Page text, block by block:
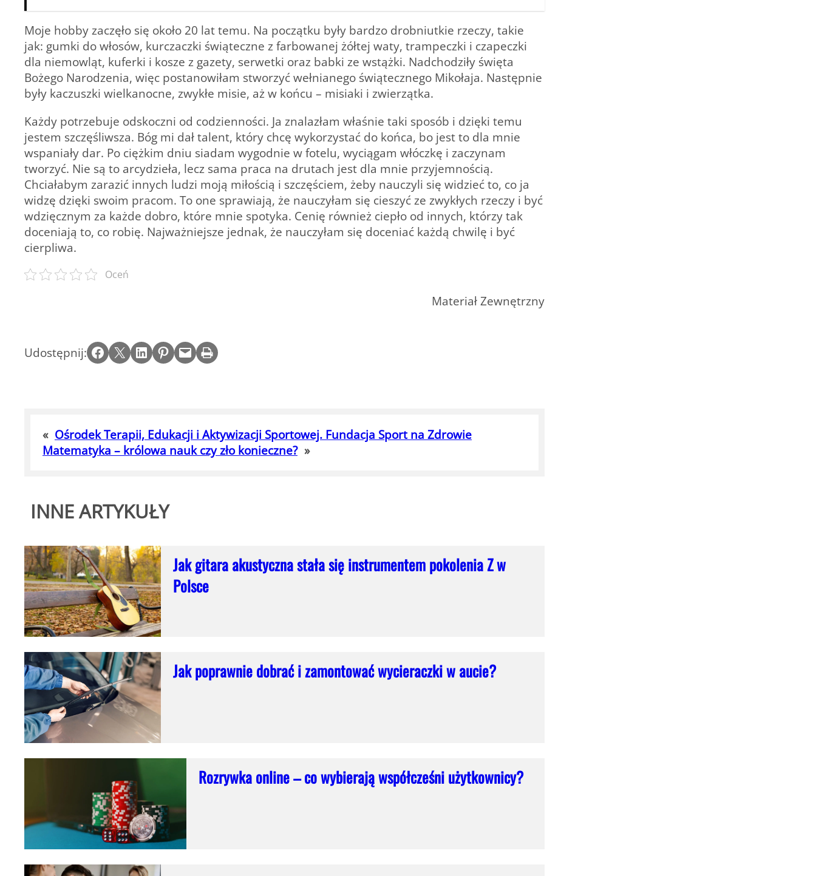
Moje hobby zaczęło się około 20 lat temu. Na początku były bardzo drobniutkie rzeczy, takie
jak: gumki do włosów, kurczaczki świąteczne z farbowanej żółtej waty, trampeczki i czapeczki
dla niemowląt, kuferki i kosze z gazety, serwetki oraz babki ze wstążki. Nadchodziły święta
Bożego Narodzenia, więc postanowiłam stworzyć wełnianego świątecznego Mikołaja. Następnie
były kaczuszki wielkanocne, zwykłe misie, aż w końcu – misiaki i zwierzątka.
Każdy potrzebuje odskoczni od codzienności. Ja znalazłam właśnie taki sposób i dzięki temu
jestem szczęśliwsza. Bóg mi dał talent, który chcę wykorzystać do końca, bo jest to dla mnie
wspaniały dar. Po ciężkim dniu siadam wygodnie w fotelu, wyciągam włóczkę i zaczynam
tworzyć. Nie są to arcydzieła, lecz sama praca na drutach jest dla mnie przyjemnością.
Chciałabym zarazić innych ludzi moją miłością i szczęściem, żeby nauczyli się widzieć to, co ja
widzę dzięki swoim pracom. To one sprawiają, że nauczyłam się cieszyć ze zwykłych rzeczy i być
wdzięcznym za każde dobro, które mnie spotyka. Cenię również ciepło od innych, którzy tak
doceniają to, co robię. Najważniejsze jednak, że nauczyłam się doceniać każdą chwilę i być
cierpliwa.
Oceń
Materiał Zewnętrzny
Udostępnij: Share on Facebook Email this Page Share on LinkedIn Share on Pinterest Email this Page Print this Page
« Ośrodek Terapii, Edukacji i Aktywizacji Sportowej. Fundacja Sport na Zdrowie
Matematyka – królowa nauk czy zło konieczne? »
INNE ARTYKUŁY
Jak gitara akustyczna stała się instrumentem pokolenia Z w
Polsce
Jak poprawnie dobrać i zamontować wycieraczki w aucie?
Rozrywka online – co wybierają współcześni użytkownicy?